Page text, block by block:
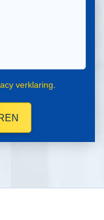
verklaring